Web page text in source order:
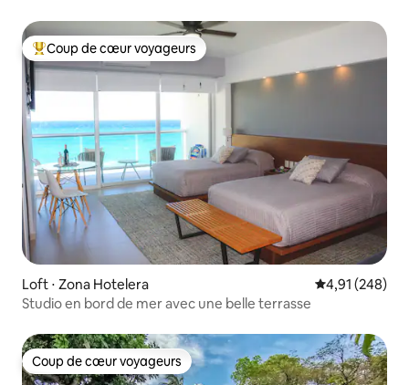
Coups de cœur voyageurs les plus appréciés
Coup de cœur voyageurs
Loft ⋅ Zona Hotelera Évaluation
4,91 (248)
Studio en bord de mer avec une belle terrasse
Coup de cœur voyageurs
Coup de cœur voyageurs